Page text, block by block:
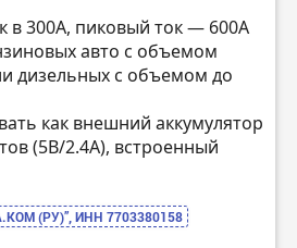
в 300A, пиковый ток — 600А
авто с объемом
дизельных с объемом до
как внешний аккумулятор
(5В/2.4А), встроенный
(РУ)”, ИНН 7703380158